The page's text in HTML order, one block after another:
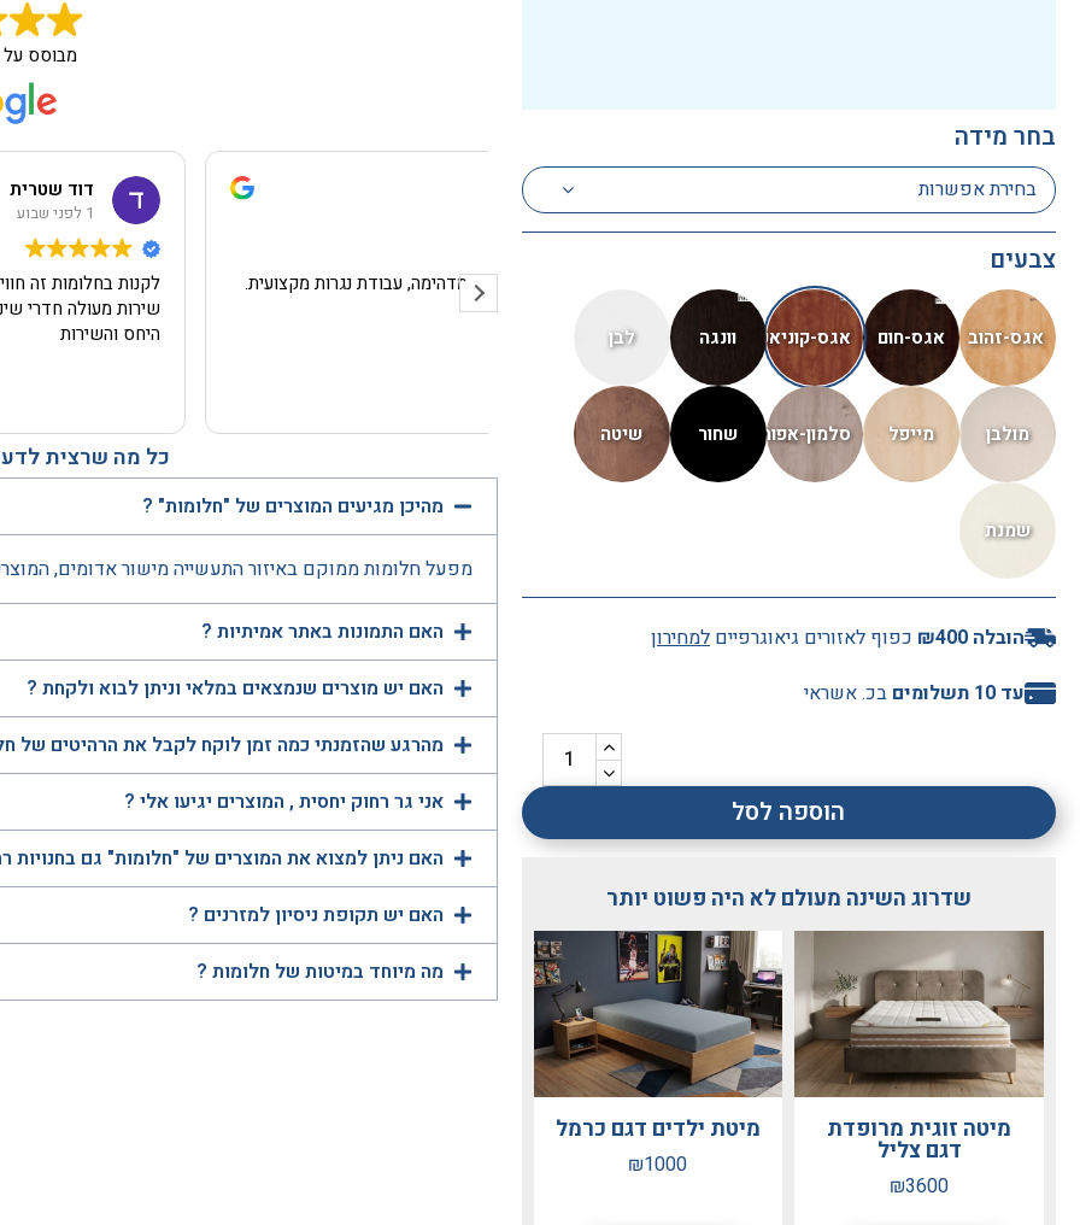
בחר מידה
בחירת אפשרות
צבעים
הובלה ₪400 כפוף לאזורים גיאוגרפיים למחירון
עד 10 תשלומים
בכ. אשראי
הוספה לסל
שדרוג השינה מעולם לא היה פשוט יותר
מיטה זוגית מרופדת
דגם צליל
₪3600
מיטת ילדים דגם כרמל
₪1000
מבוסס על
לקנות בחלומות זה חווית קניה יחס אדיב
שירות מעולה חדרי שינה ןמזרנים ברמה הכי גבוה תודה על
5 לפני ימים
שירות מעל המצופה, מיטה מדהימה, עבודת נגרות מקצועית.
ממליצה לכולם בחום!!
כל מה שרצית
מהיכן מגיעים המוצרים של "חלומות" ?
מפעל חלומות ממוקם באיזור התעשייה מישור אדומים,
האם התמונות באתר אמיתיות ?
האם יש מוצרים שנמצאים במלאי וניתן לבוא ולקחת ?
מהרגע שהזמנתי כמה זמן לוקח לקבל את הרהיטים של
אני גר רחוק יחסית , המוצרים יגיעו אלי ?
האם ניתן למצוא את המוצרים של "חלומות" גם בחנויות
האם יש תקופת ניסיון למזרנים ?
מה מיוחד במיטות של חלומות ?